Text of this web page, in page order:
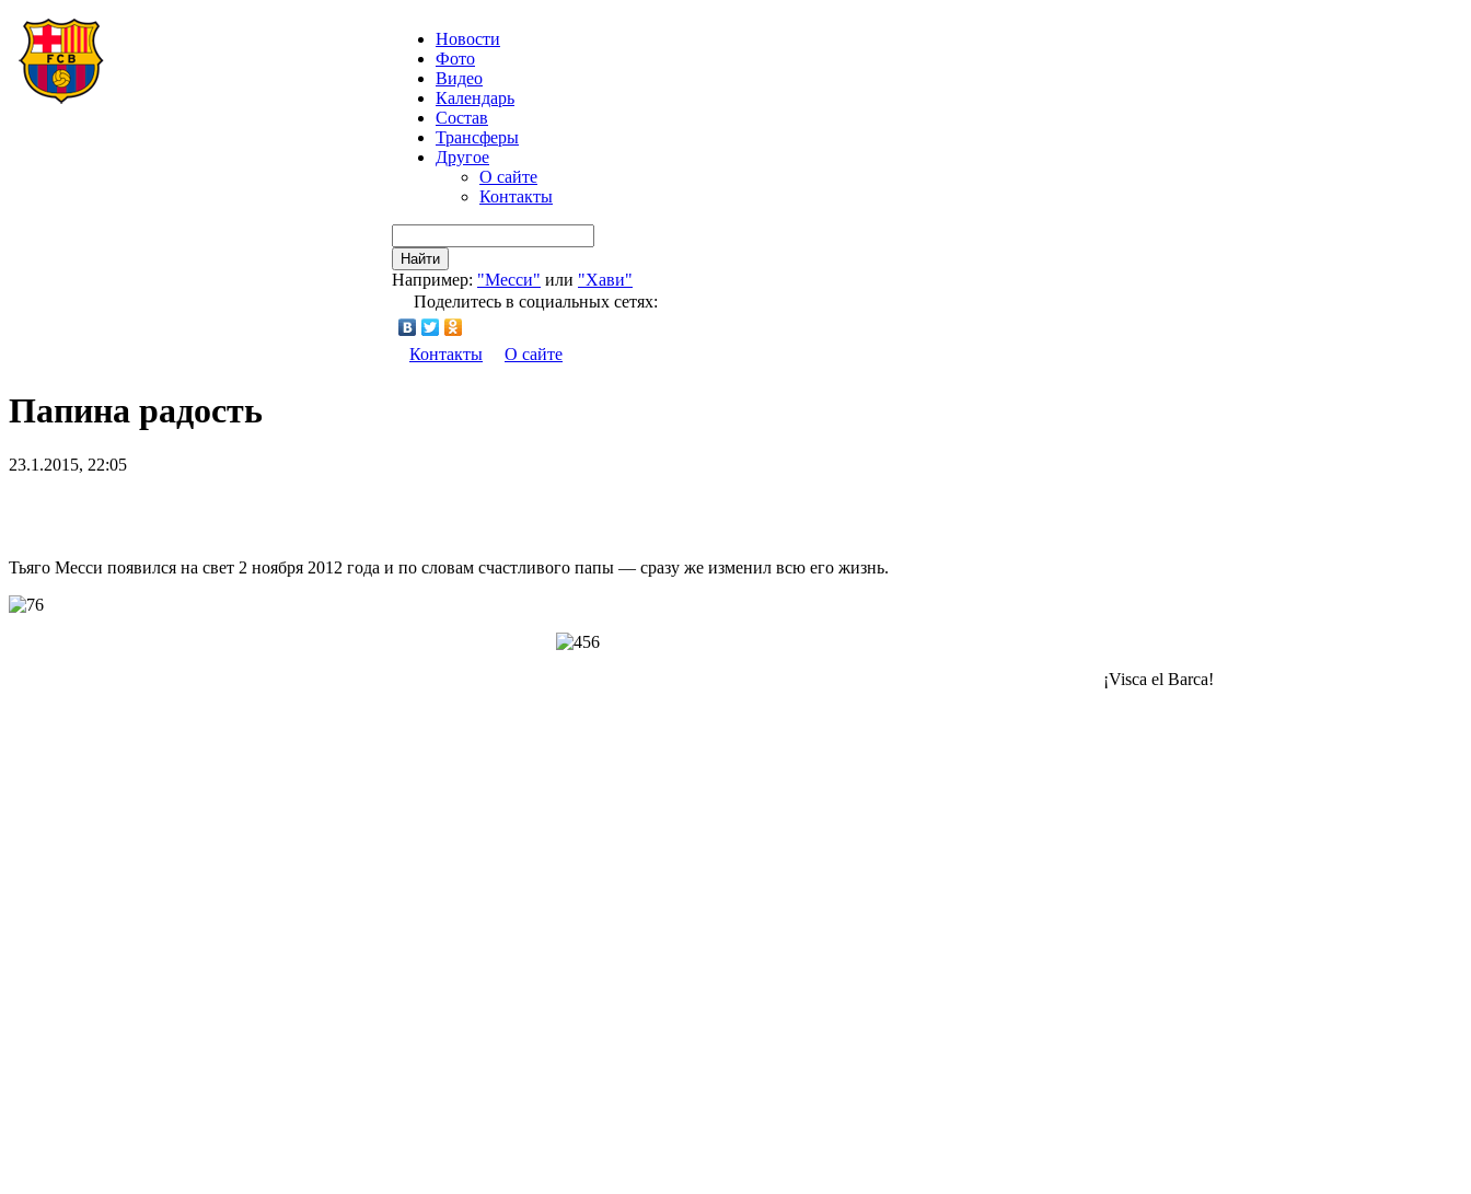
Новости
Фото
Видео
Календарь
Состав
Трансферы
Другое
О сайте
Контакты
Найти
Например: "Месси" или "Хави"
Поделитесь в социальных сетях:
Контакты О сайте
Папина радость
23.1.2015, 22:05
Тьяго Месси появился на свет 2 ноября 2012 года и по словам счастливого папы — сразу же изменил всю его жизнь.
¡Visca el Barca!